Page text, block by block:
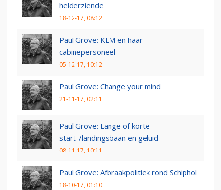
helderziende
18-12-17, 08:12
Paul Grove: KLM en haar
cabinepersoneel
05-12-17, 10:12
Paul Grove: Change your mind
21-11-17, 02:11
Paul Grove: Lange of korte
start-/landingsbaan en geluid
08-11-17, 10:11
Paul Grove: Afbraakpolitiek rond Schiphol
18-10-17, 01:10